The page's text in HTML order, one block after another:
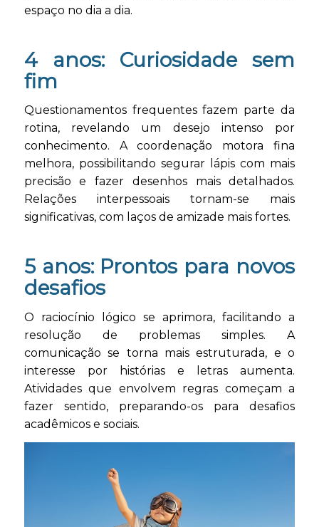
espaço no dia a dia.
4 anos: Curiosidade sem
fim
Questionamentos frequentes fazem parte da
rotina, revelando um desejo intenso por
conhecimento. A coordenação motora fina
melhora, possibilitando segurar lápis com mais
precisão e fazer desenhos mais detalhados.
Relações interpessoais tornam-se mais
significativas, com laços de amizade mais fortes.
5 anos: Prontos para novos
desafios
O raciocínio lógico se aprimora, facilitando a
resolução de problemas simples. A
comunicação se torna mais estruturada, e o
interesse por histórias e letras aumenta.
Atividades que envolvem regras começam a
fazer sentido, preparando-os para desafios
acadêmicos e sociais.